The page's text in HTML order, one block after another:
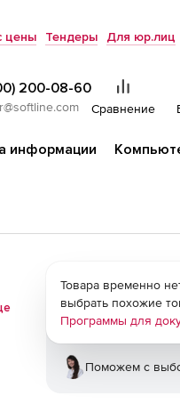
цены Тендеры Для юр.лиц
200-08-60
Сравнение
информации
Товара временно
выбрать похожие
Программы для
Поможем с